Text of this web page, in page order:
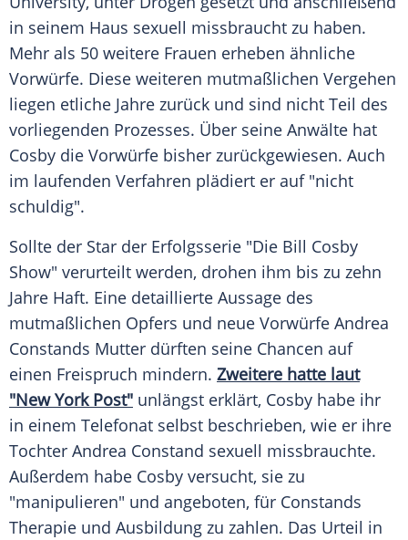
in seinem Haus sexuell missbraucht zu haben.
Mehr als 50 weitere Frauen erheben ähnliche
Vorwürfe. Diese weiteren mutmaßlichen Vergehen
liegen etliche Jahre zurück und sind nicht Teil des
vorliegenden Prozesses. Über seine Anwälte hat
Cosby die Vorwürfe bisher zurückgewiesen. Auch
im laufenden Verfahren plädiert er auf "nicht
schuldig".
Sollte der Star der Erfolgsserie "Die Bill Cosby
Show" verurteilt werden, drohen ihm bis zu zehn
Jahre Haft. Eine detaillierte Aussage des
mutmaßlichen Opfers und neue Vorwürfe Andrea
Constands Mutter dürften seine Chancen auf
einen Freispruch mindern. Zweitere hatte laut
"New York Post" unlängst erklärt, Cosby habe ihr
in einem Telefonat selbst beschrieben, wie er ihre
Tochter Andrea Constand sexuell missbrauchte.
Außerdem habe Cosby versucht, sie zu
"manipulieren" und angeboten, für Constands
Therapie und Ausbildung zu zahlen. Das Urteil in